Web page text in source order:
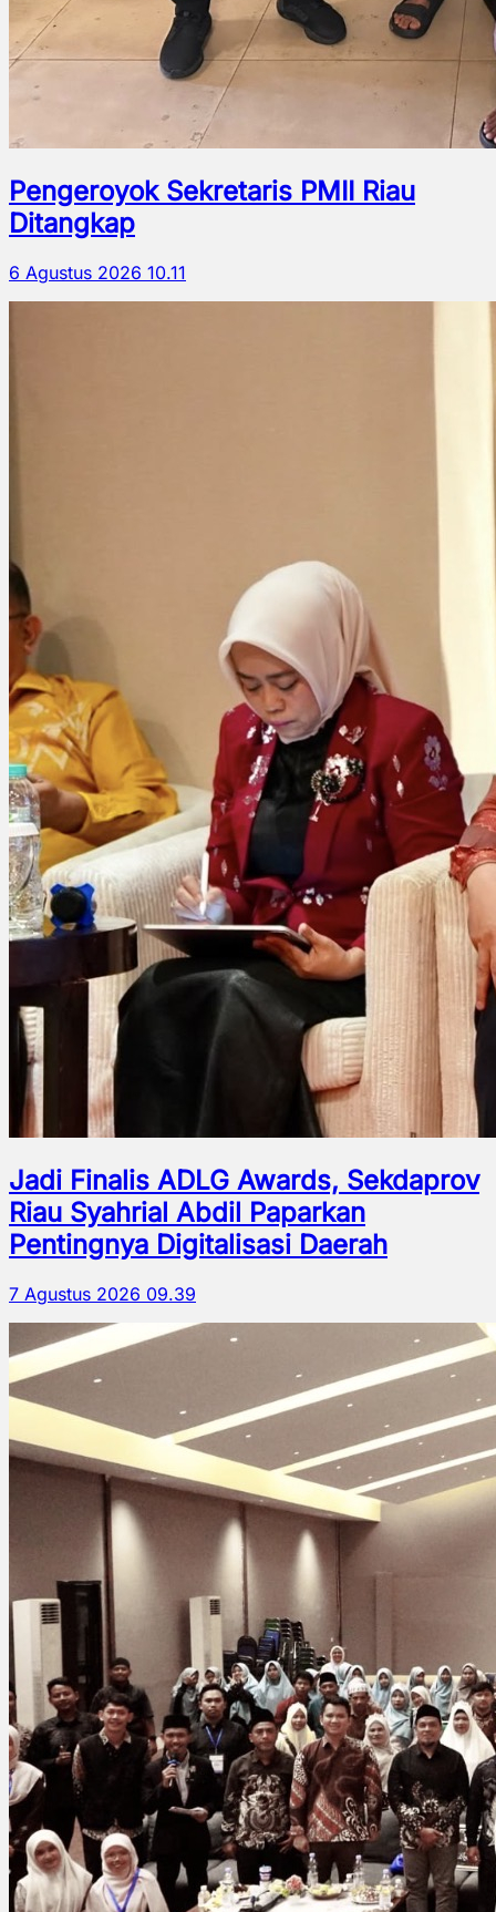
Pengeroyok Sekretaris PMII Riau
Ditangkap
6 Agustus 2026 10.11
Jadi Finalis ADLG Awards, Sekdaprov
Riau Syahrial Abdil Paparkan
Pentingnya Digitalisasi Daerah
7 Agustus 2026 09.39